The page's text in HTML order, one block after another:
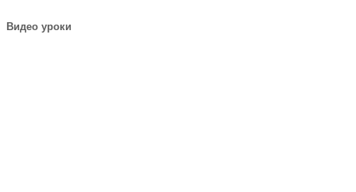
Видео уроки